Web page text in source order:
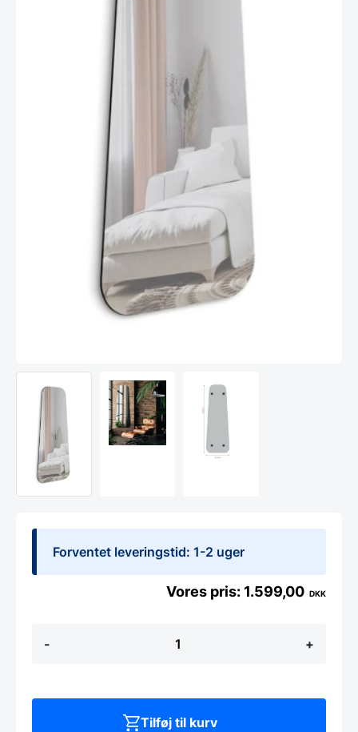
Forventet leveringstid: 1-2 uger
-
antal
+
1.599,00 DKK
Tilføj til kurv